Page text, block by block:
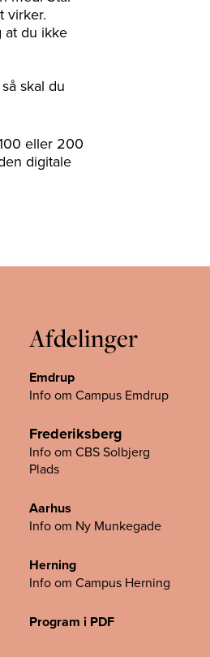
virker.
at du ikke
skal du
eller 200
digitale
Afdelinger
Emdrup
Info om Campus Emdrup
Frederiksberg
Info om CBS Solbjerg
Plads
Aarhus
Info om Ny Munkegade
Herning
Info om Campus Herning
Program i PDF